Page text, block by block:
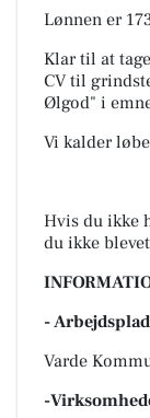
Lønnen er
Klar til at
CV til
Ølgod" i
Vi kalder
Hvis du ikke
du ikke
-
Varde
-